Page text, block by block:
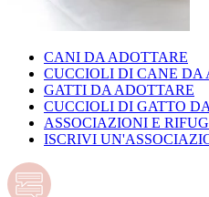
CANI DA ADOTTARE
CUCCIOLI DI CANE DA
GATTI DA ADOTTARE
CUCCIOLI DI GATTO
ASSOCIAZIONI E
ISCRIVI